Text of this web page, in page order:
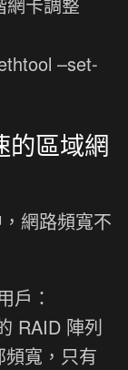
網卡調整
–set-
的區域網
網路頻寬不
戶：
RAID 陣列
寬，只有